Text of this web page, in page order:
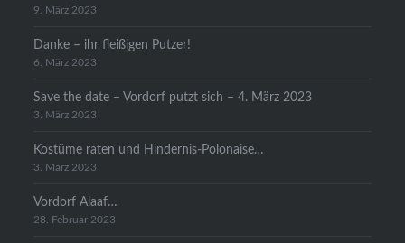
9. März 2023
Danke – ihr fleißigen Putzer!
6. März 2023
Save the date – Vordorf putzt sich – 4. März 2023
3. März 2023
Kostüme raten und Hindernis-Polonaise…
3. März 2023
Vordorf Alaaf…
28. Februar 2023